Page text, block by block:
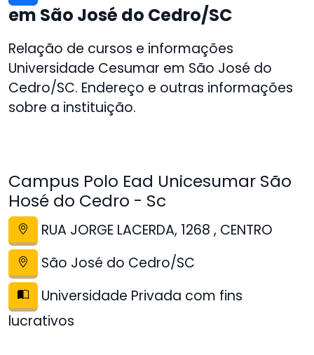
em São José do Cedro/SC
Relação de cursos e informações
Universidade Cesumar em São José do
Cedro/SC. Endereço e outras informações
sobre a instituição.
Campus Polo Ead Unicesumar São
Hosé do Cedro - Sc
RUA JORGE LACERDA, 1268 , CENTRO
São José do Cedro/SC
Universidade Privada com fins
lucrativos